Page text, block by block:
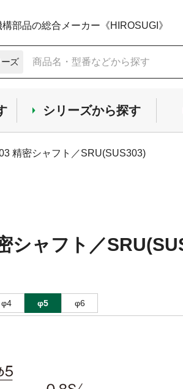
部品の総合メーカー《HIROSUGI》
ズ
シリーズから探す
精密シャフト／SRU(SUS303)
シャフト／
φ4 φ5 φ6